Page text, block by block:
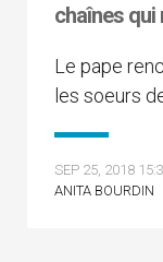
chaînes
Le pape
les soeurs
SEP 25, 2018
ANITA BOURDIN